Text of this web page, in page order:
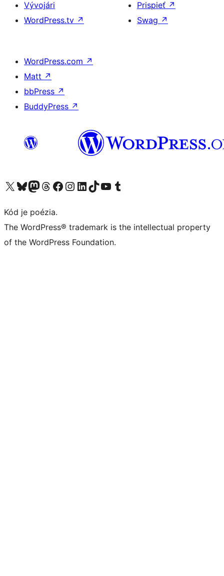
Vývojári
WordPress.tv ↗
Prispieť ↗
Swag ↗
WordPress.com ↗
Matt ↗
bbPress ↗
BuddyPress ↗
Navštívte náš účet na X (predtým Twitter)
Navštívte náš účet na platforme Bluesky
Navštívte náš účet na Mastodone
Navštívte náš účet na platforme Threads
Navštívte našu stránku na Facebooku
Navštívte náš účet Instagram
Navštívte náš účet LinkedIn
Navštívte náš účet na platforme TikTok
Navštívte náš kanál YouTube
Navštívte náš účet na platforme Tumblr
Kód je poézia.
The WordPress® trademark is the intellectual property
of the WordPress Foundation.